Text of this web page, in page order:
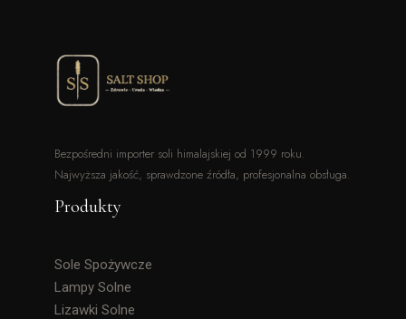
Bezpośredni importer soli himalajskiej od 1999 roku.
Najwyższa jakość, sprawdzone źródła, profesjonalna obsługa.
Produkty
Sole Spożywcze
Lampy Solne
Lizawki Solne